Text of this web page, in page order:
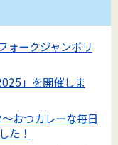
ォークジャンボリ
」を開催しま
おつカレーな毎日
た！